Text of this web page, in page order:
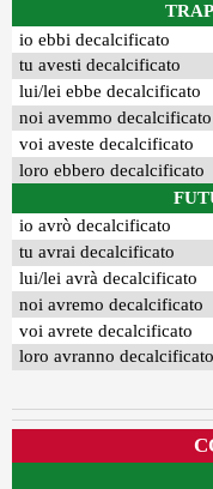
io ebbi decalcificato
tu avesti decalcificato
lui/lei ebbe decalcificato
noi avemmo decalcificato
voi aveste decalcificato
loro ebbero decalcificato
io avrò decalcificato
tu avrai decalcificato
lui/lei avrà decalcificato
noi avremo decalcificato
voi avrete decalcificato
loro avranno decalcificato